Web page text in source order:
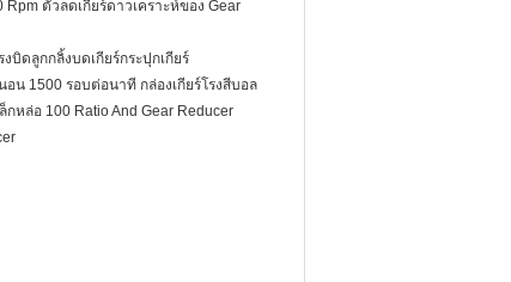
Rpm ตัวลดเกียร์ดาวเคราะห์ของ Gear
บิดลูกกลิ้งบดเกียร์กระปุกเกียร์
น 1500 รอบต่อนาที กล่องเกียร์โรงสีบอล
กหล่อ 100 Ratio And Gear Reducer